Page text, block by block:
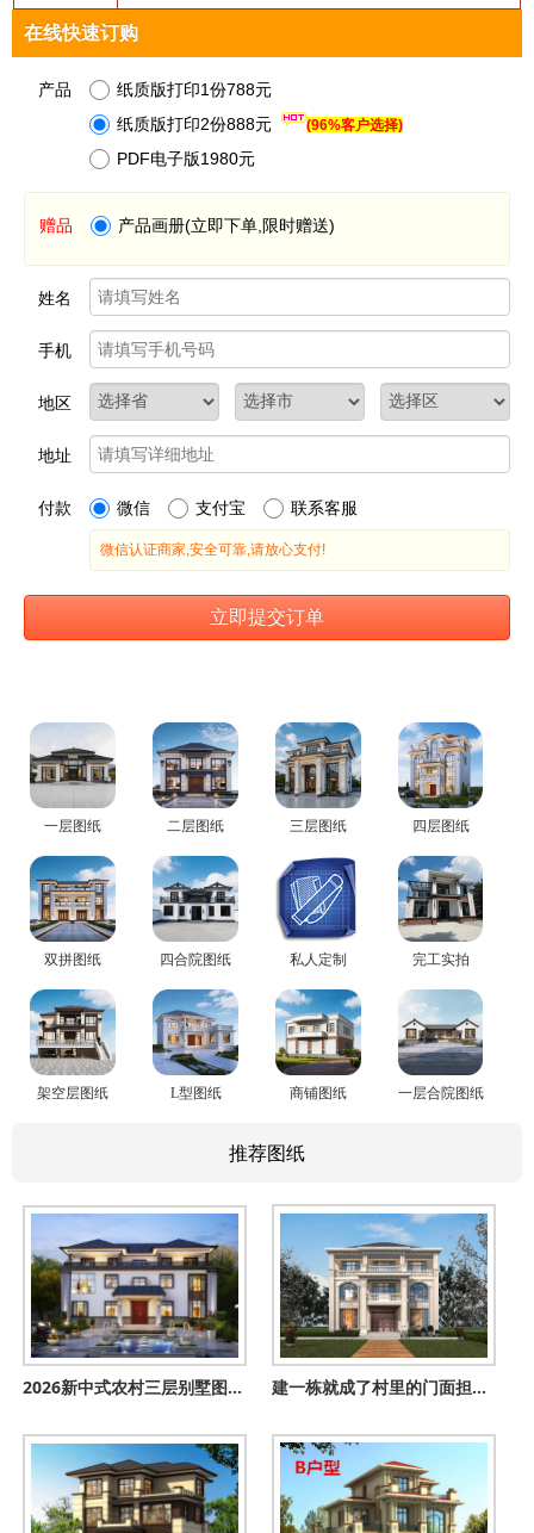
一层图纸 二层图纸 三层图纸 四层图纸
双拼图纸 四合院图纸 私人定制 完工实拍
架空层图纸 L型图纸 商铺图纸 一层合院图纸
推荐图纸
2026新中式农村三层别墅图，外观漂亮，看一眼就爱上 建一栋就成了村里的门面担当！三层欧式别墅，左右对称太气派